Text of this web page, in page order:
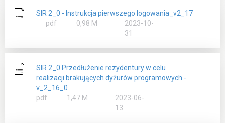
SIR 2_0 - Instrukcja pierwszego logowania_v2_17
pdf
rozmiar
0,98 M
2023-10-
31
SIR 2_0 Przedłużenie rezydentury w celu
realizacji brakujących dyżurów programowych -
v_2_16_0
pdf
rozmiar
1,47 M
2023-06-
13